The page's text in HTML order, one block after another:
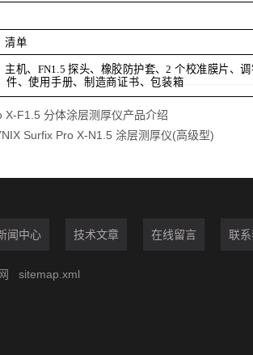
清单
主机、 FN1.5 探头、橡胶防护套、2 个校准膜片、调
件、使用手册、制造商证书、包装箱
X-F1.5 分体涂层测厚仪产品介绍
Surfix Pro X-N1.5 涂层测厚仪(高级型)
闻中心 技术文章 在线留言 联系
sitemap.xml